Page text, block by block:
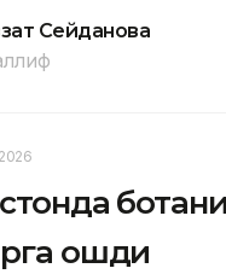
Сейданова
ошди